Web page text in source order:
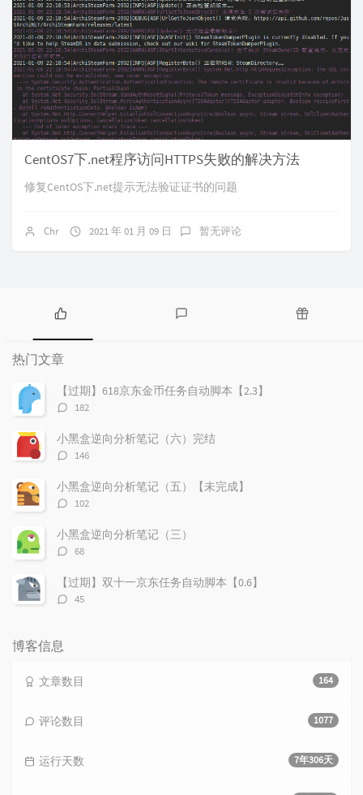
CentOS7下.net程序访问HTTPS失败的解决方法
修复CentOS下.net提示无法验证证书的问题
Chr 2021 年 01 月 09 日 暂无评论
热
门
文
章
论
热门文章
【过期】618京东金币任务自动脚本【2.3】
评
数：
182
小黑盒逆向分析笔记（六）完结
评
数：
146
小黑盒逆向分析笔记（五）【未完成】
评
数：
102
小黑盒逆向分析笔记（三）
评
数：
68
【过期】双十一京东任务自动脚本【0.6】
评
45
博客信息
164
文章数目
1077
评论数目
7年306天
运行天数